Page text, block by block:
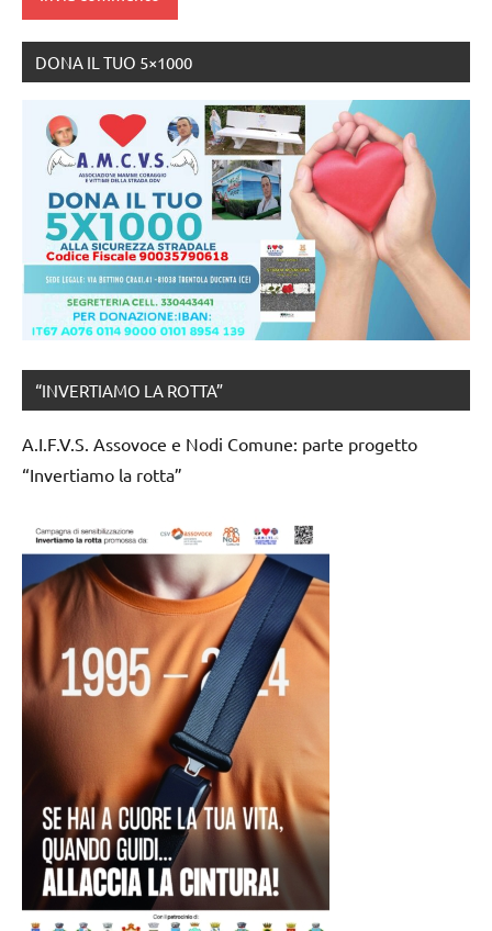
DONA IL TUO 5×1000
“INVERTIAMO LA ROTTA”
A.I.F.V.S. Assovoce e Nodi Comune: parte progetto
“Invertiamo la rotta”